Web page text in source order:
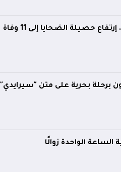
إنقلاب حافلة ببومرداس.. إرتفاع حصيلة الضحايا إلى 11 وفاة
برحلة بحرية على متن "سيرايدي"